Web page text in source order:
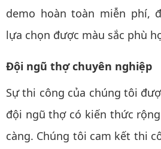
demo hoàn toàn miễn phí,
lựa chọn được màu sắc phù
Đội ngũ thợ chuyên nghiệp
Sự thi công của chúng tôi
đội ngũ thợ có kiến thức
càng. Chúng tôi cam kết thi